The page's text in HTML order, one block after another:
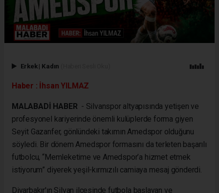
Erkek | Kadın
Haber : İhsan YILMAZ
MALABADİ HABER - Silvanspor altyapısında yetişen ve
profesyonel kariyerinde önemli kulüplerde forma giyen
Seyit Gazanfer, gönlündeki takımın Amedspor olduğunu
söyledi. Bir dönem Amedspor formasını da terleten başarılı
futbolcu, “Memleketime ve Amedspor’a hizmet etmek
istiyorum” diyerek yeşil-kırmızılı camiaya mesaj gönderdi.
Diyarbakır'ın Silvan ilçesinde futbola başlayan ve